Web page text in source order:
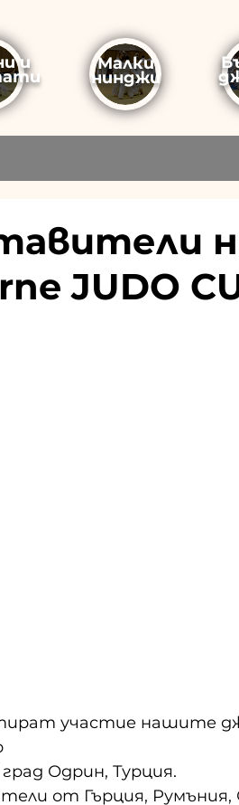
и Малки
нинджи
JUDO
участие нашите
град Одрин, Турция.
от Гърция, Румъния,